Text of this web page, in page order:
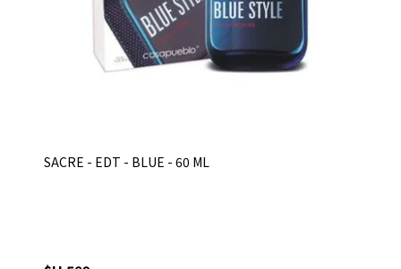
SACRE - EDT - BLUE - 60 ML